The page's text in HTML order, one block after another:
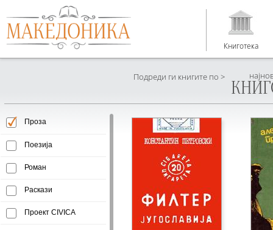
Книготека
Подреди ги книгите по >
Проза
Поезија
Роман
Раскази
Проект CIVICA